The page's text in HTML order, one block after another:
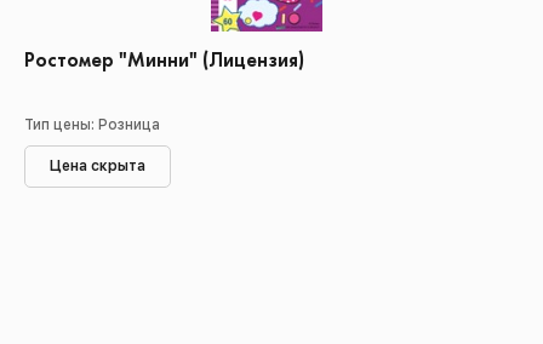
Ростомер "Минни" (Лицензия)
Тип цены: Розница
Цена скрыта